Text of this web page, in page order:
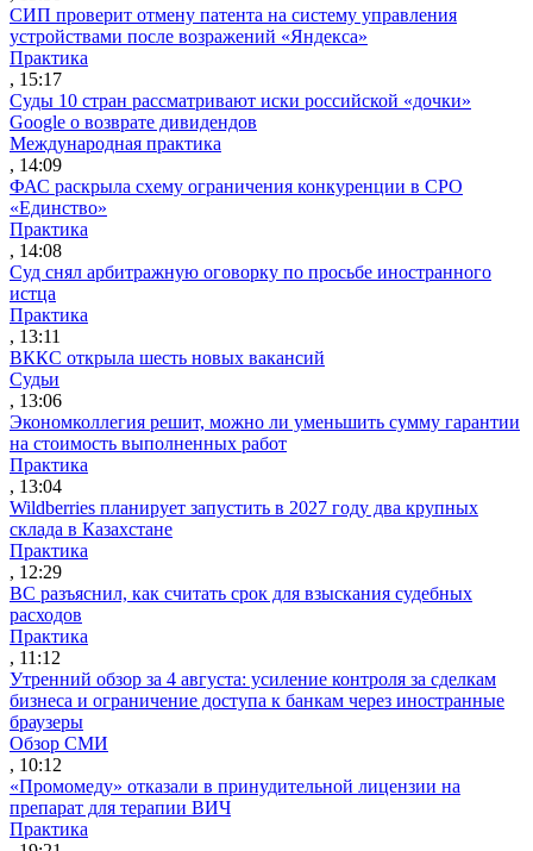
СИП проверит отмену патента на систему управления
устройствами после возражений «Яндекса»
Практика
, 15:17
Суды 10 стран рассматривают иски российской «дочки»
Google о возврате дивидендов
Международная практика
, 14:09
ФАС раскрыла схему ограничения конкуренции в СРО
«Единство»
Практика
, 14:08
Суд снял арбитражную оговорку по просьбе иностранного
истца
Практика
, 13:11
ВККС открыла шесть новых вакансий
Судьи
, 13:06
Экономколлегия решит, можно ли уменьшить сумму гарантии
на стоимость выполненных работ
Практика
, 13:04
Wildberries планирует запустить в 2027 году два крупных
склада в Казахстане
Практика
, 12:29
ВС разъяснил, как считать срок для взыскания судебных
расходов
Практика
, 11:12
Утренний обзор за 4 августа: усиление контроля за сделкам
бизнеса и ограничение доступа к банкам через иностранные
браузеры
Обзор СМИ
, 10:12
«Промомеду» отказали в принудительной лицензии на
препарат для терапии ВИЧ
Практика